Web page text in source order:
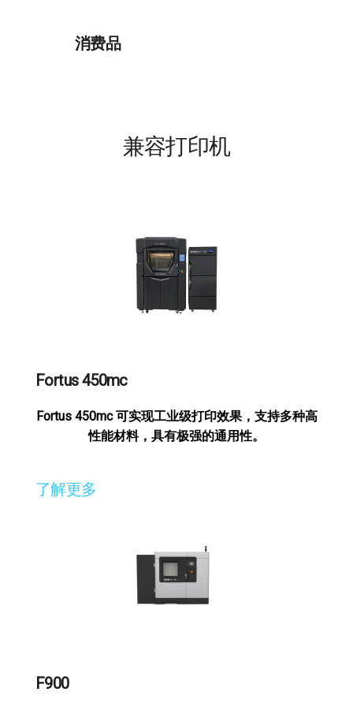
消费品
兼容打印机
Fortus 450mc
Fortus 450mc 可实现工业级打印效果，支持多种高
性能材料，具有极强的通用性。
了解更多
F900